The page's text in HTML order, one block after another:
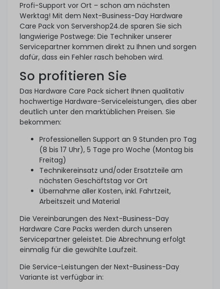
Profi-Support vor Ort – schon am nächsten
Werktag! Mit dem Next-Business-Day Hardware
Care Pack von Servershop24.de sparen Sie sich
langwierige Postwege: Die Techniker unserer
Servicepartner kommen direkt zu Ihnen und sorgen
dafür, dass ein Fehler rasch behoben wird.
So profitieren Sie
Das Hardware Care Pack sichert Ihnen qualitativ
hochwertige Hardware-Serviceleistungen, dies aber
deutlich unter den marktüblichen Preisen. Sie
bekommen:
Professionellen Support an 9 Stunden pro Tag
(8 bis 17 Uhr), 5 Tage pro Woche (Montag bis
Freitag)
Technikereinsatz und/oder Ersatzteile am
nächsten Geschäftstag vor Ort
Übernahme aller Kosten, inkl. Fahrtzeit,
Arbeitszeit und Material
Die Vereinbarungen des Next-Business-Day
Hardware Care Packs werden durch unseren
Servicepartner geleistet. Die Abrechnung erfolgt
einmalig für die gewählte Laufzeit.
Die Service-Leistungen der Next-Business-Day
Variante ist verfügbar in: